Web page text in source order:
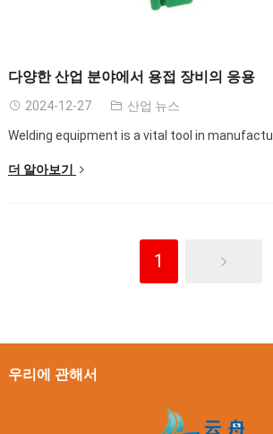
다양한 산업 분야에서 용접 장비의 응용
2024-12-27 산업 뉴스
Welding equipment is a vital tool in manufactu
더 알아보기
1
우리에 관해서